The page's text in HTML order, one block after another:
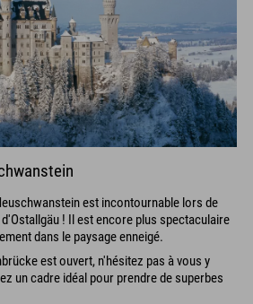
est incontournable lors de
! Il est encore plus spectaculaire
dans le paysage enneigé.
est ouvert, n'hésitez pas à vous y
un cadre idéal pour prendre de superbes